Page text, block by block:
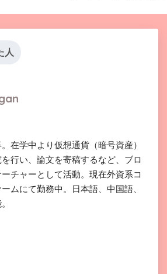
人
在学中より仮想通貨（暗号資産）
行い、論文を寄稿するなど、ブロ
チャーとして活動。現在外資系コ
ムにて勤務中。日本語、中国語、